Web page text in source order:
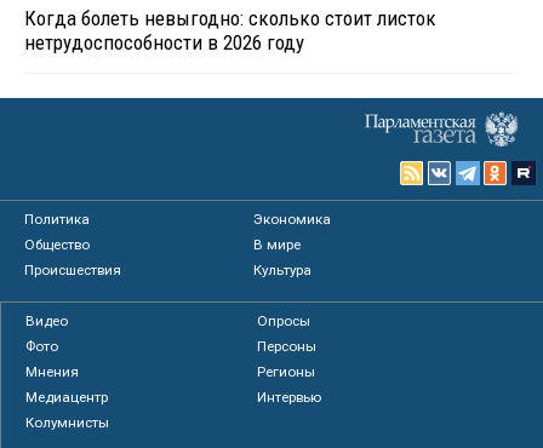
Когда болеть невыгодно: сколько стоит листок
нетрудоспособности в 2026 году
Политика
Экономика
Общество
В мире
Происшествия
Культура
Видео
Опросы
Фото
Персоны
Мнения
Регионы
Медиацентр
Интервью
Колумнисты